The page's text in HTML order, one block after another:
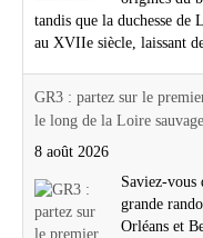
tandis que la duchesse
au XVIIe siècle, laissant
GR3 : partez sur le
le long de la Loire sauvage
8 août 2026
Saviez-vous
grande
Orléans et